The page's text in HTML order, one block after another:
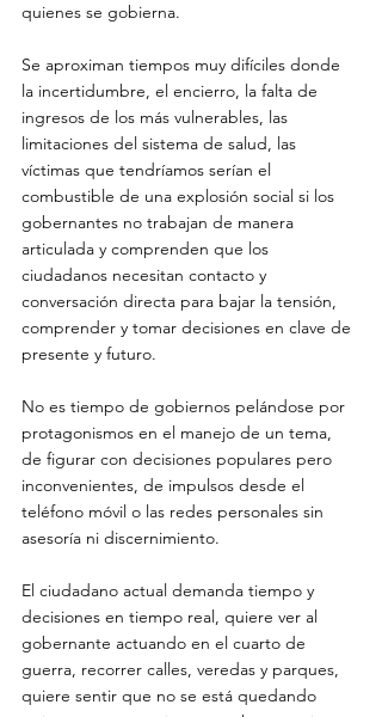
quienes se gobierna.
Se aproximan tiempos muy difíciles donde
la incertidumbre, el encierro, la falta de
ingresos de los más vulnerables, las
limitaciones del sistema de salud, las
víctimas que tendríamos serían el
combustible de una explosión social si los
gobernantes no trabajan de manera
articulada y comprenden que los
ciudadanos necesitan contacto y
conversación directa para bajar la tensión,
comprender y tomar decisiones en clave de
presente y futuro.
No es tiempo de gobiernos pelándose por
protagonismos en el manejo de un tema,
de figurar con decisiones populares pero
inconvenientes, de impulsos desde el
teléfono móvil o las redes personales sin
asesoría ni discernimiento.
El ciudadano actual demanda tiempo y
decisiones en tiempo real, quiere ver al
gobernante actuando en el cuarto de
guerra, recorrer calles, veredas y parques,
quiere sentir que no se está quedando